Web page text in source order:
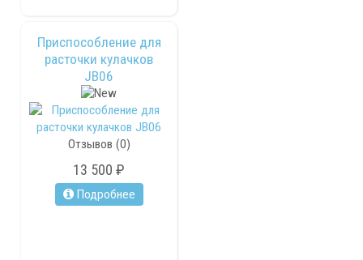
Приспособление для
расточки кулачков
JB06
Отзывов (0)
13 500 ₽
Подробнее